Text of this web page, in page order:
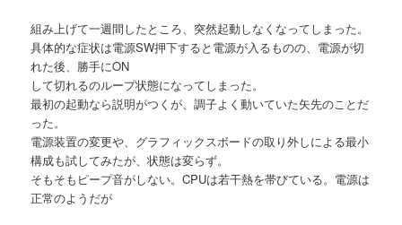
組み上げて一週間したところ、突然起動しなくなってしまった。
具体的な症状は電源SW押下すると電源が入るものの、電源が切
れた後、勝手にON
して切れるのループ状態になってしまった。
最初の起動なら説明がつくが、調子よく動いていた矢先のことだ
った。
電源装置の変更や、グラフィックスボードの取り外しによる最小
構成も試してみたが、状態は変らず。
そもそもピープ音がしない。CPUは若干熱を帯びている。電源は
正常のようだが